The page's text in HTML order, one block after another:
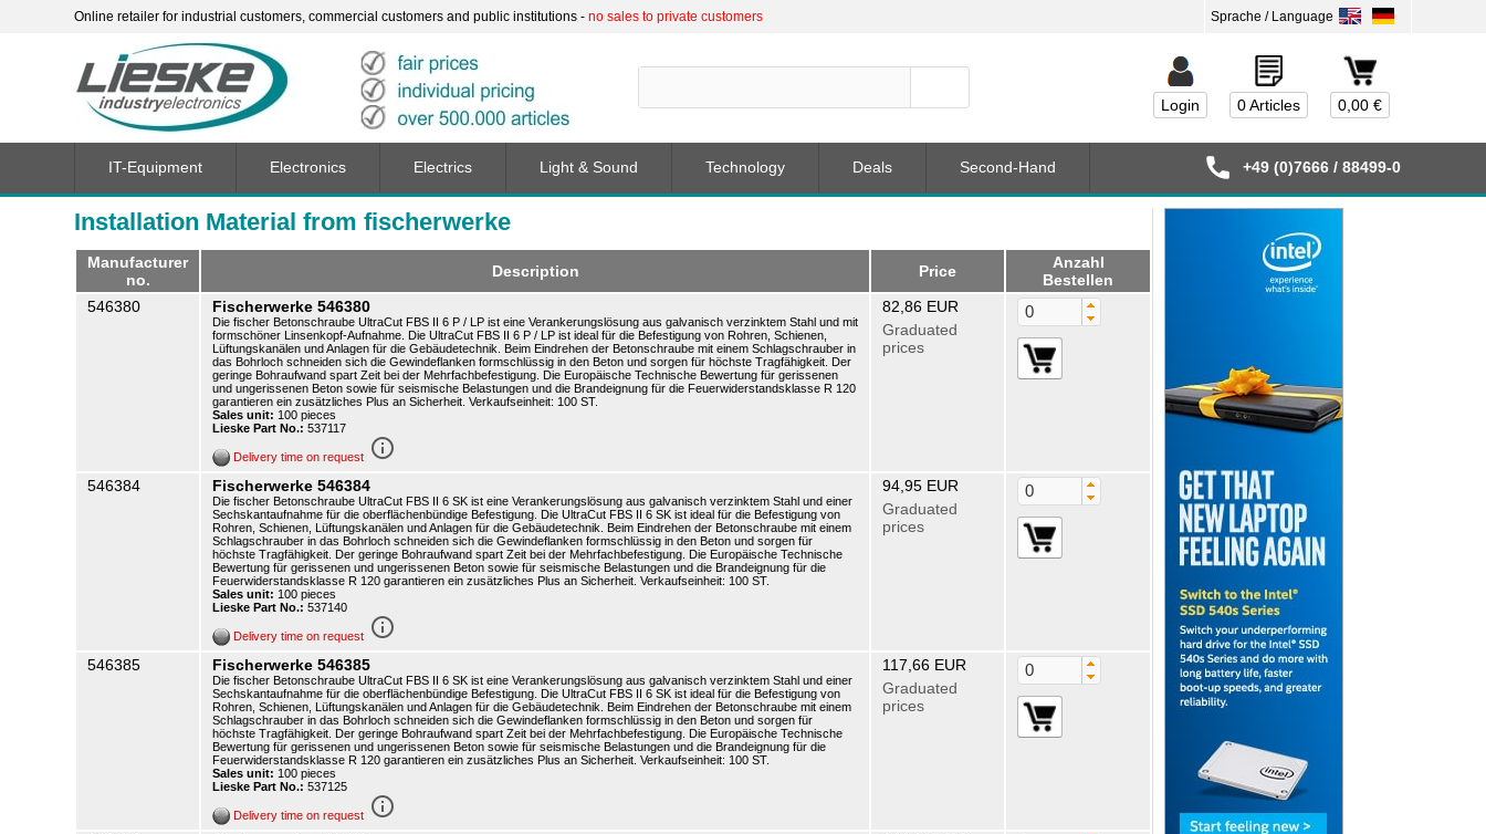
Online retailer for industrial customers, commercial customers and public institutions - no sales to private customers
0,00 €
0 Articles
Login
Installation Material from fischerwerke
Manufacturer
no.
Description Price
Anzahl
Bestellen
546380
Fischerwerke 546380
Die fischer Betonschraube UltraCut FBS II 6 P / LP ist eine Verankerungslösung aus galvanisch verzinktem Stahl und mit
formschöner Linsenkopf-Aufnahme. Die UltraCut FBS II 6 P / LP ist ideal für die Befestigung von Rohren, Schienen,
Lüftungskanälen und Anlagen für die Gebäudetechnik. Beim Eindrehen der Betonschraube mit einem Schlagschrauber in
das Bohrloch schneiden sich die Gewindeflanken formschlüssig in den Beton und sorgen für höchste Tragfähigkeit. Der
geringe Bohraufwand spart Zeit bei der Mehrfachbefestigung. Die Europäische Technische Bewertung für gerissenen
und ungerissenen Beton sowie für seismische Belastungen und die Brandeignung für die Feuerwiderstandsklasse R 120
garantieren ein zusätzliches Plus an Sicherheit. Verkaufseinheit: 100 ST.
Sales unit: 100 pieces
Lieske Part No.: 537117
Delivery time on request info_outline
82,86 EUR
Graduated
prices
546384 Fischerwerke 546384
Die fischer Betonschraube UltraCut FBS II 6 SK ist eine Verankerungslösung aus galvanisch verzinktem Stahl und einer
Sechskantaufnahme für die oberflächenbündige Befestigung. Die UltraCut FBS II 6 SK ist ideal für die Befestigung von
Rohren, Schienen, Lüftungskanälen und Anlagen für die Gebäudetechnik. Beim Eindrehen der Betonschraube mit einem
Schlagschrauber in das Bohrloch schneiden sich die Gewindeflanken formschlüssig in den Beton und sorgen für
höchste Tragfähigkeit. Der geringe Bohraufwand spart Zeit bei der Mehrfachbefestigung. Die Europäische Technische
Bewertung für gerissenen und ungerissenen Beton sowie für seismische Belastungen und die Brandeignung für die
Feuerwiderstandsklasse R 120 garantieren ein zusätzliches Plus an Sicherheit. Verkaufseinheit: 100 ST.
Sales unit: 100 pieces
Lieske Part No.: 537140
Delivery time on request info_outline
94,95 EUR
Graduated
prices
546385 Fischerwerke 546385
Die fischer Betonschraube UltraCut FBS II 6 SK ist eine Verankerungslösung aus galvanisch verzinktem Stahl und einer
Sechskantaufnahme für die oberflächenbündige Befestigung. Die UltraCut FBS II 6 SK ist ideal für die Befestigung von
Rohren, Schienen, Lüftungskanälen und Anlagen für die Gebäudetechnik. Beim Eindrehen der Betonschraube mit einem
Schlagschrauber in das Bohrloch schneiden sich die Gewindeflanken formschlüssig in den Beton und sorgen für
höchste Tragfähigkeit. Der geringe Bohraufwand spart Zeit bei der Mehrfachbefestigung. Die Europäische Technische
Bewertung für gerissenen und ungerissenen Beton sowie für seismische Belastungen und die Brandeignung für die
Feuerwiderstandsklasse R 120 garantieren ein zusätzliches Plus an Sicherheit. Verkaufseinheit: 100 ST.
Sales unit: 100 pieces
Lieske Part No.: 537125
Delivery time on request info_outline
117,66 EUR
Graduated
prices
IT-Equipment Electronics Electrics Light & Sound Technology Deals Second-Hand +49 (0)7666 / 88499-0